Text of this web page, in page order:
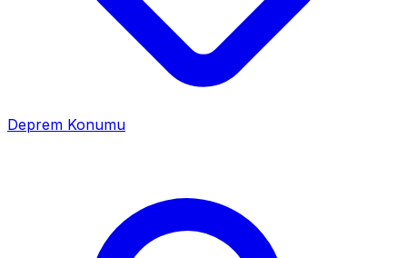
Deprem Konumu